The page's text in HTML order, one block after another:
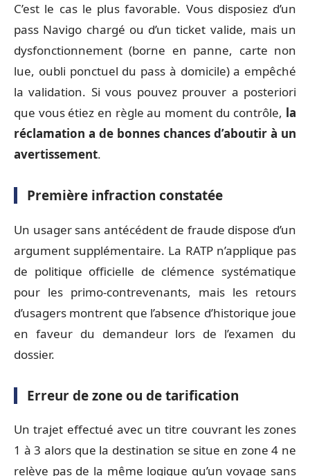
C’est le cas le plus favorable. Vous disposiez d’un
pass Navigo chargé ou d’un ticket valide, mais un
dysfonctionnement (borne en panne, carte non
lue, oubli ponctuel du pass à domicile) a empêché
la validation. Si vous pouvez prouver a posteriori
que vous étiez en règle au moment du contrôle, la
réclamation a de bonnes chances d’aboutir à un
avertissement.
Première infraction constatée
Un usager sans antécédent de fraude dispose d’un
argument supplémentaire. La RATP n’applique pas
de politique officielle de clémence systématique
pour les primo-contrevenants, mais les retours
d’usagers montrent que l’absence d’historique joue
en faveur du demandeur lors de l’examen du
dossier.
Erreur de zone ou de tarification
Un trajet effectué avec un titre couvrant les zones
1 à 3 alors que la destination se situe en zone 4 ne
relève pas de la même logique qu’un voyage sans